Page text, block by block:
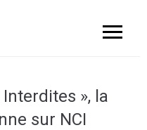
», la
sur NCI